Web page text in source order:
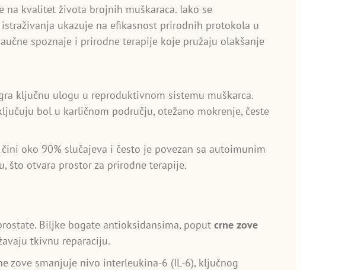
kvalitet života brojnih muškaraca. Iako se
ukazuje na efikasnost prirodnih protokola u
spoznaje i prirodne terapije koje pružaju olakšanje
ključnu ulogu u reproduktivnom sistemu muškarca.
bol u karličnom području, otežano mokrenje, česte
oko 90% slučajeva i često je povezan sa autoimunim
što otvara prostor za prirodne terapije.
Biljke bogate antioksidansima, poput crne zove
tkivnu reparaciju.
zove smanjuje nivo interleukina-6 (IL-6), ključnog